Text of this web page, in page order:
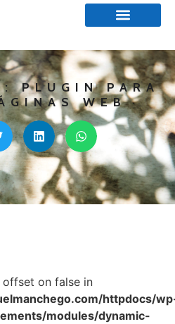
PLUGIN PARA
WEB
offset on false in
httpdocs/
modules/dynamic-